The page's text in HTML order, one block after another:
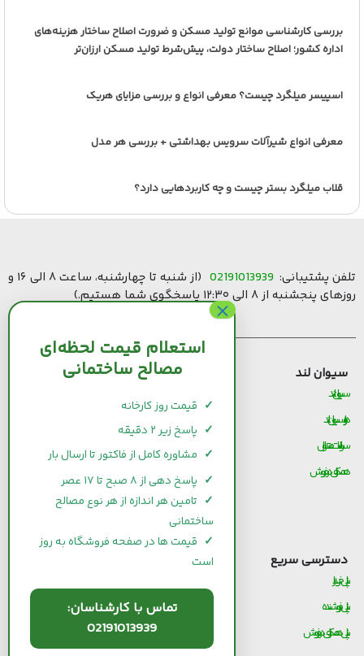
بررسی کارشناسی موانع تولید مسکن و ضرورت اصلاح ساختار هزینه‌های
اداره کشور؛ اصلاح ساختار دولت، پیش‌شرط تولید مسکن ارزان‌تر
اسپیسر میلگرد چیست؟ معرفی انواع و بررسی مزایای هریک
معرفی انواع شیرآلات سرویس بهداشتی + بررسی هر مدل
قلاب میلگرد بستر چیست و چه کاربردهایی دارد؟
تلفن پشتیبانی: 02191013939
(از شنبه تا چهارشنبه، ساعت ۸ الی ۱۶ و
روزهای پنجشنبه از ۸ الی ۱۲:۳۰ پاسخگوی شما هستیم.)
سیوان لند
سیوان لند
درباره سیوان لند
سوالات متداول
همکاری در فروش
قیمت مصالح ساختمانی
قیمت و خرید کاشی و سرامیک
قیمت و خرید آجر
قیمت و خرید گچ
قیمت و خرید شیرآلات
دسترسی سریع
پنل خریدار
پنل فروشنده
پنل همکاری در فروش
استعلام قیمت لحظه‌ای
مصالح ساختمانی
✓ قیمت روز کارخانه
✓ پاسخ زیر ۲ دقیقه
✓ مشاوره کامل از فاکتور تا ارسال بار
✓ پاسخ دهی از ۸ صبح تا ۱۷ عصر
✓ تامین هر اندازه از هر نوع مصالح
ساختمانی
✓ قیمت ها در صفحه فروشگاه به روز
است
تماس با کارشناسان:
02191013939